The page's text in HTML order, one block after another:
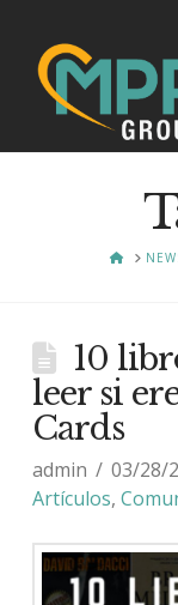
HOME
10
leer si
Cards
admin
03/28/
Artículos,